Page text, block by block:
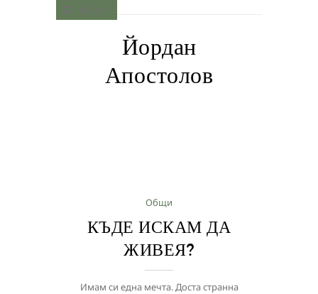
Йордан
Апостолов
Общи
КЪДЕ ИСКАМ ДА
ЖИВЕЯ?
Имам си една мечта. Доста странна